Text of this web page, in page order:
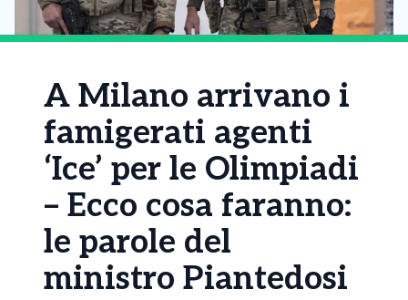
A Milano arrivano i
famigerati agenti
‘Ice’ per le Olimpiadi
– Ecco cosa faranno:
le parole del
ministro Piantedosi